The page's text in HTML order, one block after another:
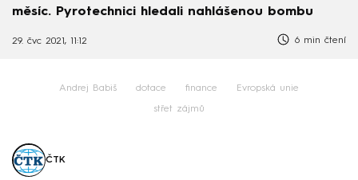
měsíc. Pyrotechnici hledali nahlášenou bombu
29. čvc 2021, 11:12 6 min čtení
Andrej Babiš dotace finance Evropská unie
střet zájmů
ČTK